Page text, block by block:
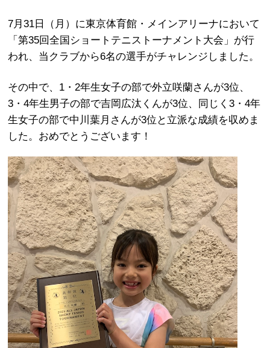
7月31日（月）に東京体育館・メインアリーナにおいて
「第35回全国ショートテニストーナメント大会」が行
われ、当クラブから6名の選手がチャレンジしました。
その中で、1・2年生女子の部で外立咲蘭さんが3位、
3・4年生男子の部で吉岡広汰くんが3位、同じく3・4年
生女子の部で中川葉月さんが3位と立派な成績を収めま
した。おめでとうございます！